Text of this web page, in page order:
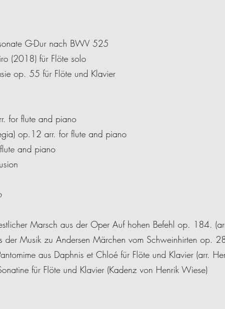
G-Dur nach BWV 525
(2018) für Flöte solo
op. 55 für Flöte und Klavier
for flute and piano
op.12 arr. for flute and piano
and piano
Marsch aus der Oper Auf hohen Befehl op. 184.
der Musik zu Andersen Märchen vom Schweinhirten op.
aus Daphnis et Chloé für Flöte und Klavier (arr.
für Flöte und Klavier (Kadenz von Henrik Wiese)